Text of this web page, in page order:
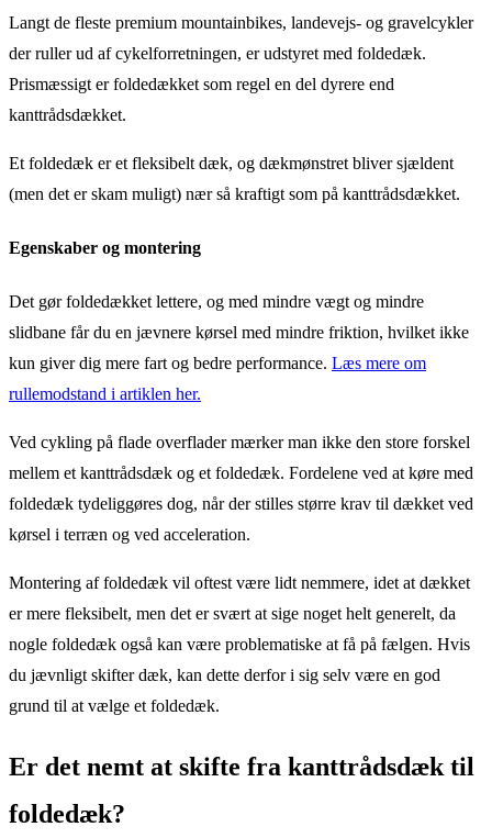
Langt de fleste premium mountainbikes, landevejs- og gravelcykler
der ruller ud af cykelforretningen, er udstyret med foldedæk.
Prismæssigt er foldedækket som regel en del dyrere end
kanttrådsdækket.
Et foldedæk er et fleksibelt dæk, og dækmønstret bliver sjældent
(men det er skam muligt) nær så kraftigt som på kanttrådsdækket.
Egenskaber og montering
Det gør foldedækket lettere, og med mindre vægt og mindre
slidbane får du en jævnere kørsel med mindre friktion, hvilket ikke
kun giver dig mere fart og bedre performance. Læs mere om
rullemodstand i artiklen her.
Ved cykling på flade overflader mærker man ikke den store forskel
mellem et kanttrådsdæk og et foldedæk. Fordelene ved at køre med
foldedæk tydeliggøres dog, når der stilles større krav til dækket ved
kørsel i terræn og ved acceleration.
Montering af foldedæk vil oftest være lidt nemmere, idet at dækket
er mere fleksibelt, men det er svært at sige noget helt generelt, da
nogle foldedæk også kan være problematiske at få på fælgen. Hvis
du jævnligt skifter dæk, kan dette derfor i sig selv være en god
grund til at vælge et foldedæk.
Er det nemt at skifte fra kanttrådsdæk til
foldedæk?